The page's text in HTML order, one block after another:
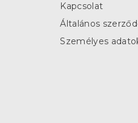
Kapcsolat
Általános
Személyes